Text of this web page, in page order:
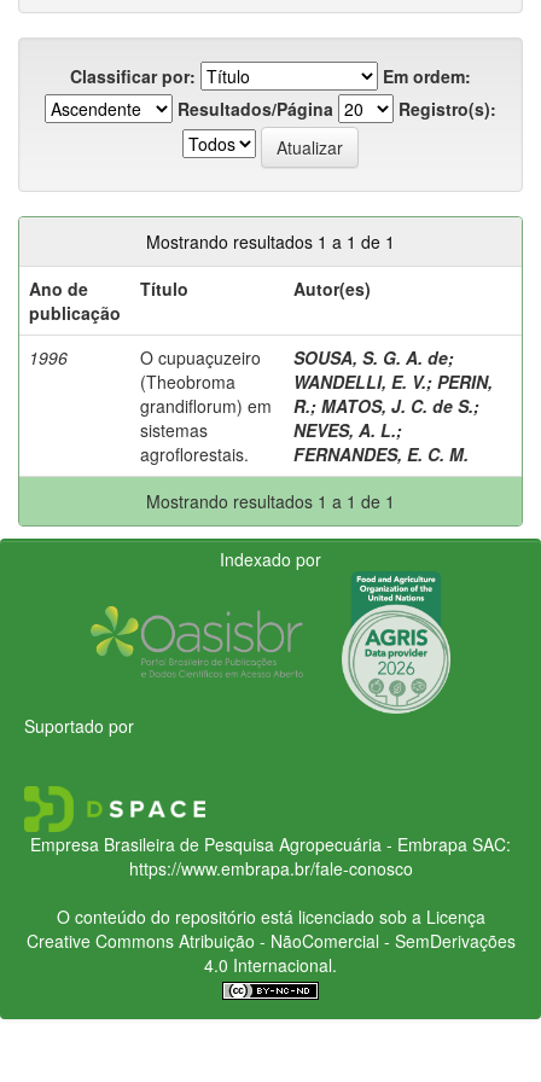
Classificar por:
Em ordem:
Resultados/Página
Registro(s):
Mostrando resultados 1 a 1 de 1
Ano de
publicação
Título Autor(es)
1996
O cupuaçuzeiro
(Theobroma
grandiflorum) em
sistemas
agroflorestais.
SOUSA, S. G. A. de;
WANDELLI, E. V.; PERIN,
R.; MATOS, J. C. de S.;
NEVES, A. L.;
FERNANDES, E. C. M.
Mostrando resultados 1 a 1 de 1
Indexado por
Suportado por
Empresa Brasileira de Pesquisa Agropecuária - Embrapa SAC:
https://www.embrapa.br/fale-conosco
O conteúdo do repositório está licenciado sob a Licença
Creative CommonsAtribuição - NãoComercial - SemDerivações
4.0 Internacional.